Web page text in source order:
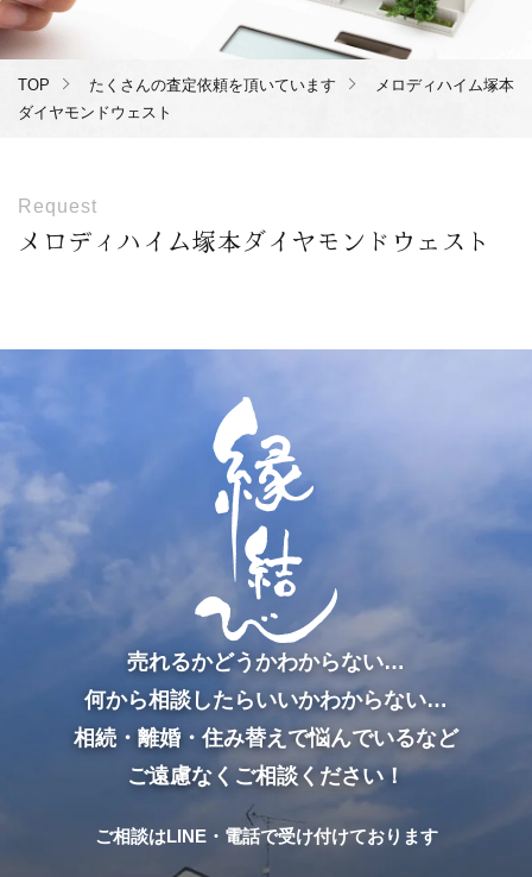
TOP たくさんの査定依頼を頂いています
メロディハイム塚本
ダイヤモンドウェスト
Request
メロディハイム塚本ダイヤモンドウェスト
売れるかどうかわからない…
何から相談したらいいかわからない…
相続・離婚・住み替えで悩んでいるなど
ご遠慮なくご相談ください！
ご相談はLINE・電話で受け付けております